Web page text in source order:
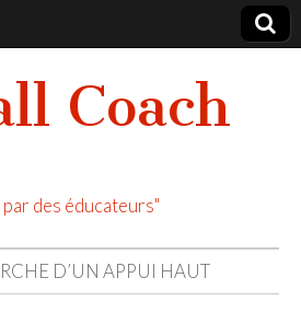
Coach
des éducateurs"
D’UN APPUI HAUT